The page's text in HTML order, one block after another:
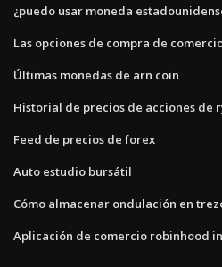
¿puedo usar moneda
Las opciones de compra de
Últimas monedas de arn coin
Historial de precios de acciones de
Feed de precios de forex
Auto estudio bursátil
Cómo almacenar ondulación en
Aplicación de comercio robinhood